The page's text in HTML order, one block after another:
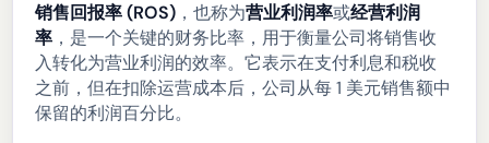
销售回报率 (ROS) ，也称为营业利润率或经营利润
率 ，是一个关键的财务比率，用于衡量公司将销售收
入转化为营业利润的效率。它表示在支付利息和税收
之前，但在扣除运营成本后，公司从每 1 美元销售额中
保留的利润百分比。